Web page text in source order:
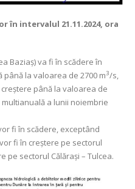
în intervalul 21.11.2024, ora
Baziaş) va fi în scădere în
la valoarea de 2700 m3/s,
până la valoarea de
a lunii noiembrie
fi în scădere, exceptând
fi în creștere pe sectorul
pe sectorul Călărași – Tulcea.